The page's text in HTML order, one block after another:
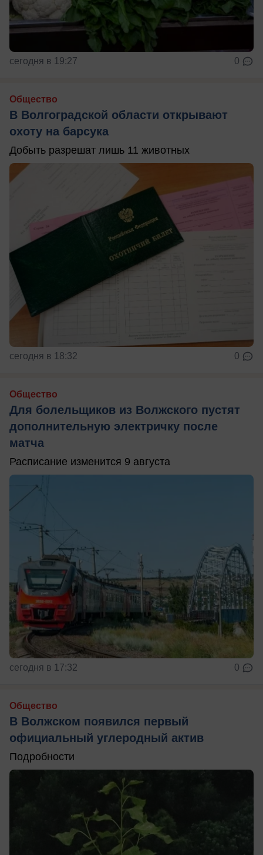
сегодня в 19:27 0
Общество
В Волгоградской области открывают
охоту на барсука
Добыть разрешат лишь 11 животных
сегодня в 18:32 0
Общество
Для болельщиков из Волжского пустят
дополнительную электричку после
матча
Расписание изменится 9 августа
сегодня в 17:32 0
Общество
В Волжском появился первый
официальный углеродный актив
Подробности